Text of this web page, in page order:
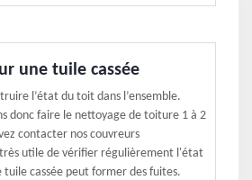
une tuile cassée
l’état du toit dans l’ensemble.
donc faire le nettoyage de toiture 1 à 2
contacter nos couvreurs
utile de vérifier régulièrement l'état
cassée peut former des fuites.